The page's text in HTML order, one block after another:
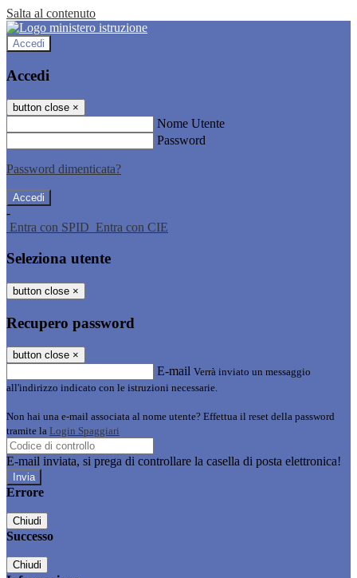
Salta al contenuto
Accedi
Accedi
button close ×
Nome Utente
Password
Password dimenticata?
-
Entra con SPID Entra con CIE
Seleziona utente
button close ×
Recupero password
button close ×
E-mail Verrà inviato un messaggio
all'indirizzo indicato con le istruzioni necessarie.
Non hai una e-mail associata al nome utente? Effettua il reset della password
tramite la Login Spaggiari
E-mail inviata, si prega di controllare la casella di posta elettronica!
Errore
Chiudi
Successo
Chiudi